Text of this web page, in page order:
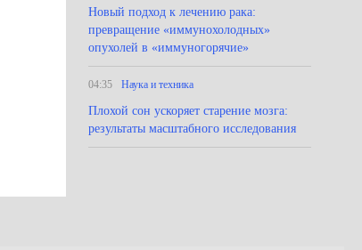
Новый подход к лечению рака:
превращение «иммунохолодных»
опухолей в «иммуногорячие»
04:35 Наука и техника
Плохой сон ускоряет старение мозга:
результаты масштабного исследования